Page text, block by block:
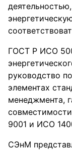
ГОСТ Р ИСО
руководство
элементах
менеджмента,
9001 и ИСО
СЭнМ